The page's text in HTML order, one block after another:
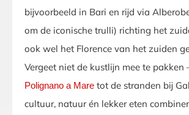
bijvoorbeeld in Bari en rijd via
om de iconische trulli) richting het
ook wel het Florence van het zuiden
Vergeet niet de kustlijn mee te
Polignano a Mare tot de stranden bij
cultuur, natuur én lekker eten